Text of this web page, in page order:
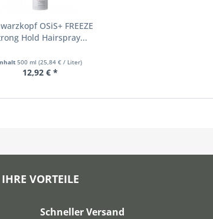
OSiS+ FREEZE
Hold Hairspray...
500 ml(25,84 € / Liter)
12,92 € *
IHRE VORTEILE
Schneller Versand